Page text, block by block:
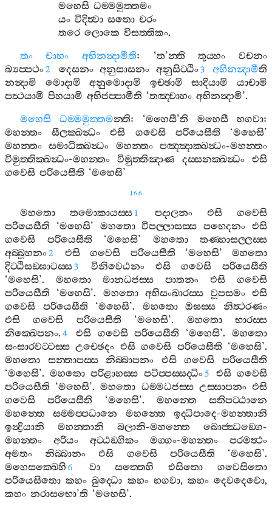
මහෙසි ධම‍්මමුත‍්තමං
යං විදිත්‍වා සතො චරං
තරෙ ලොකෙ විසත‍්තිකං.
තං
චාහං අභිනන්‍දාමීති: ‘ත’න‍්ති තුය‍්හං
වචනං
බ්‍යප‍්පථං2 දෙසනං අනුසාසනං අනුසිට‍්ඨිං 3 අභිනන්‍දාමීති
නන්‍දාමි
මොදාමි අනුමොදාමි ඉච‍්ඡාමි සාදියාමි
යාචාමි
පත්‍ථයාමි පිහයාමි අභිජප‍්පාමීති ‘තඤ‍්චාහං අභිනන්‍දාමි’.
මහෙසි
ධම‍්මමුත‍්තමන‍්ති: ‘මහෙසී’ති මහෙසී භගවා:
මහන‍්තං
සීලක‍්ඛන්‍ධං එසි ගවෙසි පරියෙසීති ‘මහෙසි’
මහන‍්තං සමාධික‍්ඛන්‍ධං මහන‍්තං පඤ‍්ඤාක‍්ඛන්‍ධං-මහන‍්තං
විමුත‍්තික‍්ඛන්‍ධං-මහන‍්තං විමුත‍්තිඤාණ දස‍්සනක‍්ඛන්‍ධං
එසි
ගවෙසි පරියෙසීති ‘මහෙසි’
166
මහතො තමොකායස‍්ස 1 පදාලනං එසි
ගවෙසි
පරියෙසීති ‘මහෙසි’ මහතො විපල‍්ලාසස‍්ස පභෙදනං එසි
ගවෙසි
පරියෙසීති ‘මහෙසි’ මහතො
තණ‍්හාසල‍්ලස‍්ස
අබ‍්බූහනං2 එසි ගවෙසි පරියෙසීති ‘මහෙසි’මහතො
දිට‍්ඨිසඞ‍්ඝාටස‍්ස3 විනිවෙඨනං එසි ගවෙසි
පරියෙසීති
‘මහෙසි’. මහතො මානධජස‍්ස පාතනං එසි
ගවෙසි
පරියෙසීති ‘මහෙසි’. මහතො අභිසංඛාරස‍්ස වූපසමං
එසි
ගවෙසි
පරියෙසීති ‘මහෙසි’. මහතො ඔඝස‍්ස
නිත්‍ථරණං
එසි
ගවෙසි පරියෙසීති ‘මහෙසි’. මහතො
භාරස‍්ස
නික‍්ඛෙපනං. 4 එසි ගවෙසි පරියෙසීති ‘මහෙසි’.මහතො
සංසාරවට‍්ටස‍්ස උච‍්ඡෙදං එසි ගවෙසි පරියෙසීති ‘මහෙසි’.
මහතො
සන‍්තාපස‍්ස නිබ‍්බාපනං එසි ගවෙසි
පරියෙසීති
‘මහෙසි’.මහතො පරිළාහස‍්ස පටිප‍්පස‍්සද‍්ධිං5 එසි ගවෙසි
පරියෙසීති ‘මහෙසි’.මහතො ධම‍්මධජස‍්ස උස‍්සාපනං එසි
ගවෙසි
පරියෙසීති ‘මහෙසි’. මහන‍්තෙ
සතිපට‍්ඨානෙ
මහන‍්තෙ
සම‍්මප‍්පධානෙ මහන‍්තෙ ඉද‍්ධිපාදෙ-මහන‍්තානි
ඉන්‍ද්‍රියානි
මහන‍්තානි බලානි-මහන‍්තෙ බොජ‍්ඣඞ‍්ගෙ-
මහන‍්තං
අරියං අට‍්ඨඞ‍්ගිකං මග‍්ගං-මහන‍්තං
පරමත්‍ථං
අමතං
නිබ‍්බානං එසි ගවෙසි පරියෙසීති ‘මහෙසි’.
මහෙසක‍්ඛෙහි 6 වා සත‍්තෙහි එසිතො
ගවෙසිතො
පරියෙසිතො කහං බුද‍්ධො කහං භගවා, කහං දෙවදෙවො,
කහං නරාසභො’ති ‘මහෙසි’.